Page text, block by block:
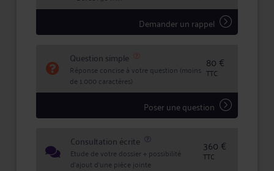
inclus et déduit des honoraires forfaitaires.
Demander un rappel
Question simple
Réponse concise à votre question (moins
de 1.000 caractères)
80 €
TTC
Poser une question
Consultation écrite
Etude de votre dossier + possibilité
d'ajout d'une pièce jointe
360 €
TTC